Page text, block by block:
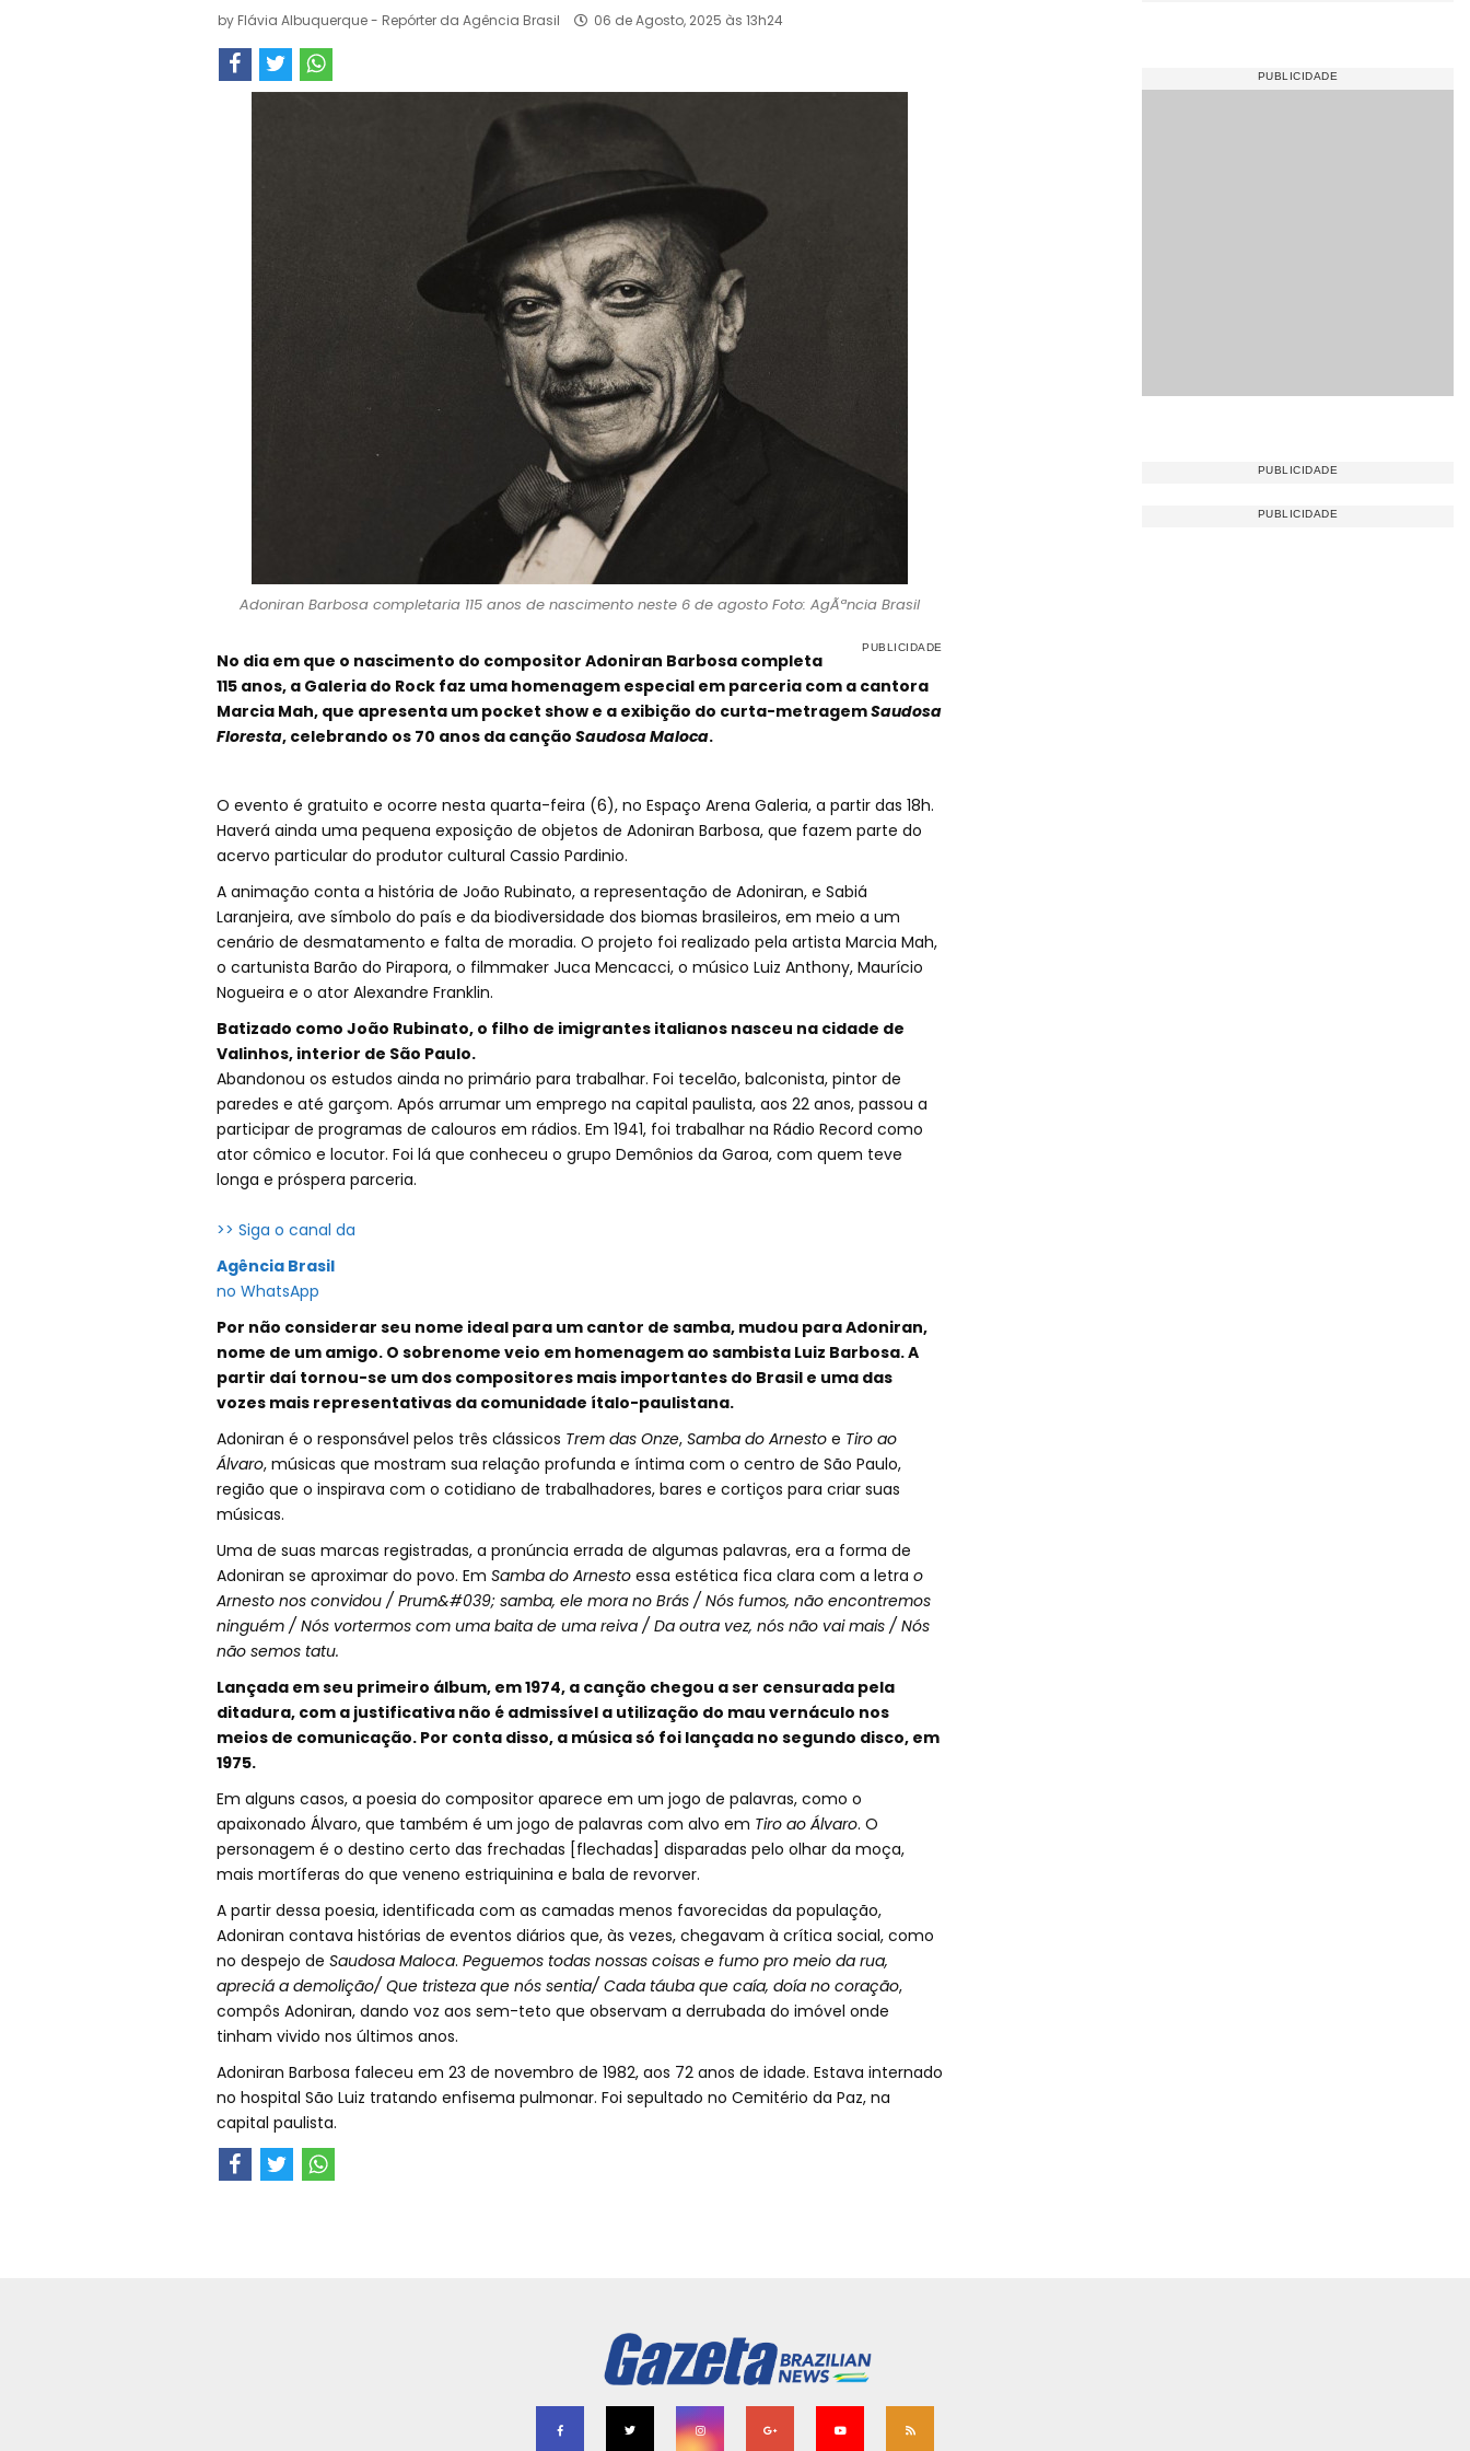
by Flávia Albuquerque - Repórter da Agência Brasil 06 de Agosto, 2025 às 13h24
Adoniran Barbosa completaria 115 anos de nascimento neste 6 de agosto Foto: AgÃªncia Brasil
No dia em que o nascimento do compositor Adoniran Barbosa completa
115 anos, a Galeria do Rock faz uma homenagem especial em parceria com a cantora
Marcia Mah, que apresenta um pocket show e a exibição do curta-metragemSaudosa
Floresta, celebrando os 70 anos da canção Saudosa Maloca.
O evento é gratuito e ocorre nesta quarta-feira (6), no Espaço Arena Galeria, a partir das 18h.
Haverá ainda uma pequena exposição de objetos de Adoniran Barbosa, que fazem parte do
acervo particular do produtor cultural Cassio Pardinio.
A animação conta a história de João Rubinato, a representação de Adoniran, e Sabiá
Laranjeira, ave símbolo do país e da biodiversidade dos biomas brasileiros, em meio a um
cenário de desmatamento e falta de moradia. O projeto foi realizado pela artista Marcia Mah,
o cartunista Barão do Pirapora, o filmmaker Juca Mencacci, o músico Luiz Anthony, Maurício
Nogueira e o ator Alexandre Franklin.
Batizado como João Rubinato, o filho de imigrantes italianos nasceu na cidade de
Valinhos, interior de São Paulo.
Abandonou os estudos ainda no primário para trabalhar. Foi tecelão, balconista, pintor de
paredes e até garçom. Após arrumar um emprego na capital paulista, aos 22 anos, passou a
participar de programas de calouros em rádios. Em 1941, foi trabalhar na Rádio Record como
ator cômico e locutor. Foi lá que conheceu o grupo Demônios da Garoa, com quem teve
longa e próspera parceria.
>> Siga o canal da
Agência Brasil
no WhatsApp
Por não considerar seu nome ideal para um cantor de samba, mudou para Adoniran,
nome de um amigo. O sobrenome veio em homenagem ao sambista Luiz Barbosa. A
partir daí tornou-se um dos compositores mais importantes do Brasil e uma das
vozes mais representativas da comunidade ítalo-paulistana.
Adoniran é o responsável pelos três clássicos Trem das Onze, Samba do Arnestoe Tiro ao
Álvaro, músicas que mostram sua relação profunda e íntima com o centro de São Paulo,
região que o inspirava com o cotidiano de trabalhadores, bares e cortiços para criar suas
músicas.
Uma de suas marcas registradas, a pronúncia errada de algumas palavras, era a forma de
Adoniran se aproximar do povo. Em Samba do Arnestoessa estética fica clara com a letra o
Arnesto nos convidou / Prum&#039; samba, ele mora no Brás / Nós fumos, não encontremos
ninguém / Nós vortermos com uma baita de uma reiva / Da outra vez, nós não vai mais / Nós
não semos tatu.
Lançada em seu primeiro álbum, em 1974, a canção chegou a ser censurada pela
ditadura, com a justificativa não é admissível a utilização do mau vernáculo nos
meios de comunicação. Por conta disso, a música só foi lançada no segundo disco, em
1975.
Em alguns casos, a poesia do compositor aparece em um jogo de palavras, como o
apaixonado Álvaro, que também é um jogo de palavras com alvo em Tiro ao Álvaro. O
personagem é o destino certo das frechadas [flechadas] disparadas pelo olhar da moça,
mais mortíferas do que veneno estriquinina e bala de revorver.
A partir dessa poesia, identificada com as camadas menos favorecidas da população,
Adoniran contava histórias de eventos diários que, às vezes, chegavam à crítica social, como
no despejo de Saudosa Maloca. Peguemos todas nossas coisas e fumo pro meio da rua,
apreciá a demolição/ Que tristeza que nós sentia/ Cada táuba que caía, doía no coração,
compôs Adoniran, dando voz aos sem-teto que observam a derrubada do imóvel onde
tinham vivido nos últimos anos.
Adoniran Barbosa faleceu em 23 de novembro de 1982, aos 72 anos de idade. Estava internado
no hospital São Luiz tratando enfisema pulmonar. Foi sepultado no Cemitério da Paz, na
capital paulista.